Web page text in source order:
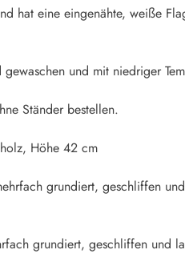
hat eine eingenähte, weiße
und mit niedriger
Ständer bestellen.
Höhe 42 cm
grundiert, geschliffen
grundiert, geschliffen und